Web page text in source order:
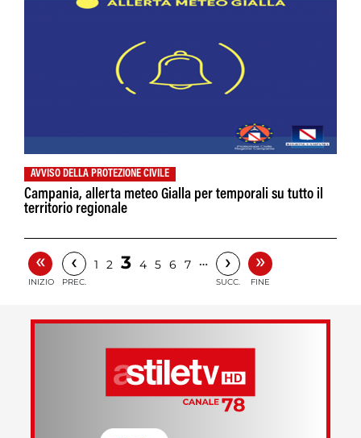
AVVISO DELLA PROTEZIONE CIVILE
Campania, allerta meteo Gialla per temporali su tutto il
territorio regionale
«
INIZIO
‹
PREC.
1 2 3 4 5 6 7 … ›
SUCC.
»
FINE